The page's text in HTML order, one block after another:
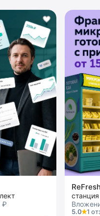
₽
5.0
1